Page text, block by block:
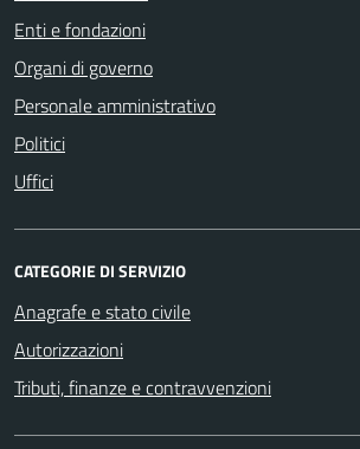
Enti e fondazioni
Organi di governo
Personale amministrativo
Politici
Uffici
CATEGORIE DI SERVIZIO
Anagrafe e stato civile
Autorizzazioni
Tributi, finanze e contravvenzioni